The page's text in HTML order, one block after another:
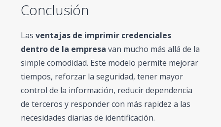
Conclusión
Lasventajas de imprimir credenciales
dentro de la empresa van mucho más allá de la
simple comodidad. Este modelo permite mejorar
tiempos, reforzar la seguridad, tener mayor
control de la información, reducir dependencia
de terceros y responder con más rapidez a las
necesidades diarias de identificación.